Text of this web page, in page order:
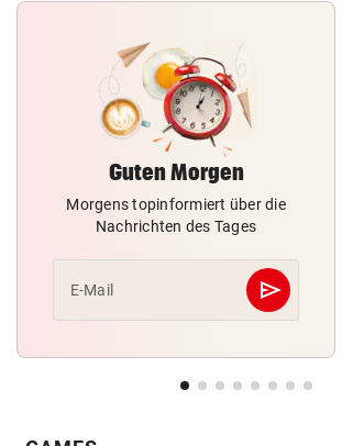
Guten Morgen
Morgens topinformiert über die
Nachrichten des Tages
E-Mail send
Abschicken